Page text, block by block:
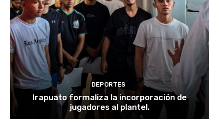
DEPORTES
Irapuato formaliza la incorporación de
jugadores al plantel.